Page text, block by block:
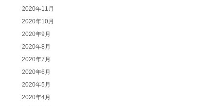
2020年11月
2020年10月
2020年9月
2020年8月
2020年7月
2020年6月
2020年5月
2020年4月